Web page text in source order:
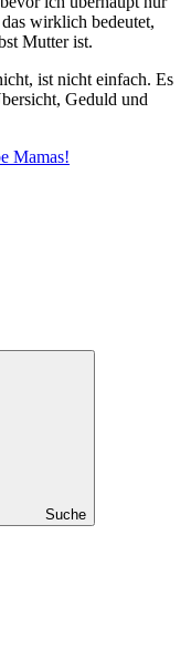
wirklich bedeutet,
Mutter ist.
ist nicht einfach. Es
Geduld und
Mamas!
Suche